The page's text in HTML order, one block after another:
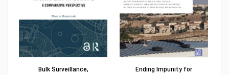
مشاهده و خرید
Ending Impunity for
Bulk Surveillance,